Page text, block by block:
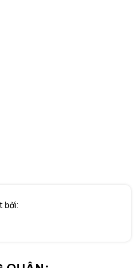
vận chuyển hàng hóa và di
suốt, giảm thiểu tình trạng
ở các quận trung tâm.
bởi: